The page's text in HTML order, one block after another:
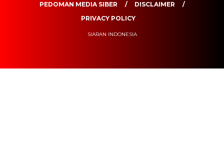
PEDOMAN MEDIA SIBER
DISCLAIMER
PRIVACY POLICY
SIARAN INDONESIA